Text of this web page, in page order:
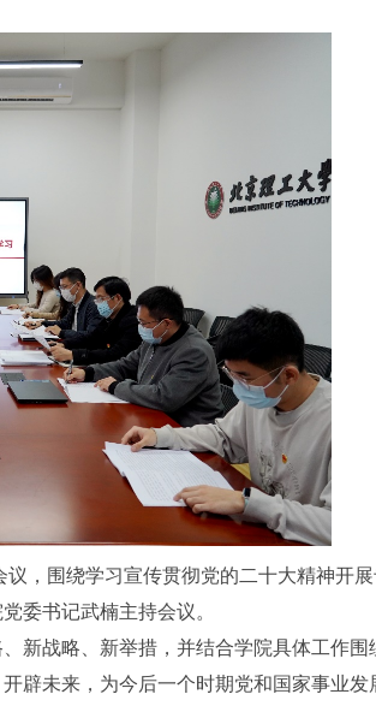
，围绕学习宣传贯彻党的二十大精神开
委书记武楠主持会议。
新战略、新举措，并结合学院具体工作围
辟未来，为今后一个时期党和国家事业发